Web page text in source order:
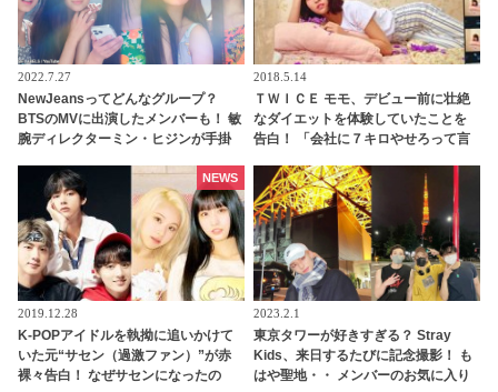
2022.7.27
NewJeansってどんなグループ？
BTSのMVに出演したメンバーも！ 敏
腕ディレクターミン・ヒジンが手掛
トに注目殺到中
2018.5.14
ＴＷＩＣＥ モモ、デビュー前に壮絶
なダイエットを体験していたことを
告白！ 「会社に７キロやせろって言
2019.12.28
K-POPアイドルを執拗に追いかけて
いた元“サセン（過激ファン）”が赤
裸々告白！ なぜサセンになったの
NEWS
2023.2.1
東京タワーが好きすぎる？ Stray
Kids、来日するたびに記念撮影！ も
はや聖地・・ メンバーのお気に入り